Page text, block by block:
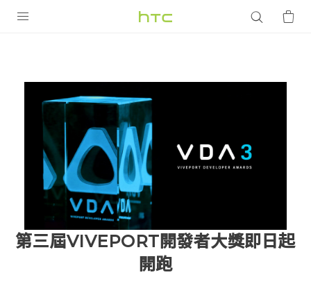
G REIGNS
智慧型手機
VIVERSE
優惠專區
焦點訊息
銷售門市
第三屆VIVEPORT開發者大獎即日起
開跑